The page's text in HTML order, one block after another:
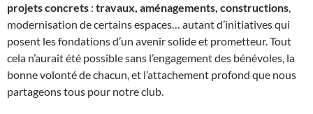
projets concrets : travaux, aménagements, constructions,
modernisation de certains espaces… autant d’initiatives qui
posent les fondations d’un avenir solide et prometteur. Tout
cela n’aurait été possible sans l’engagement des bénévoles, la
bonne volonté de chacun, et l’attachement profond que nous
partageons tous pour notre club.